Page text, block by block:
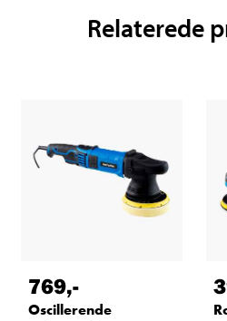
Relaterede
769,-
Oscillerende